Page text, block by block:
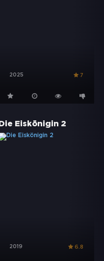
2025 7
Die Eiskönigin 2
2019 6.8